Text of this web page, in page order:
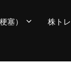
塞） 株ト